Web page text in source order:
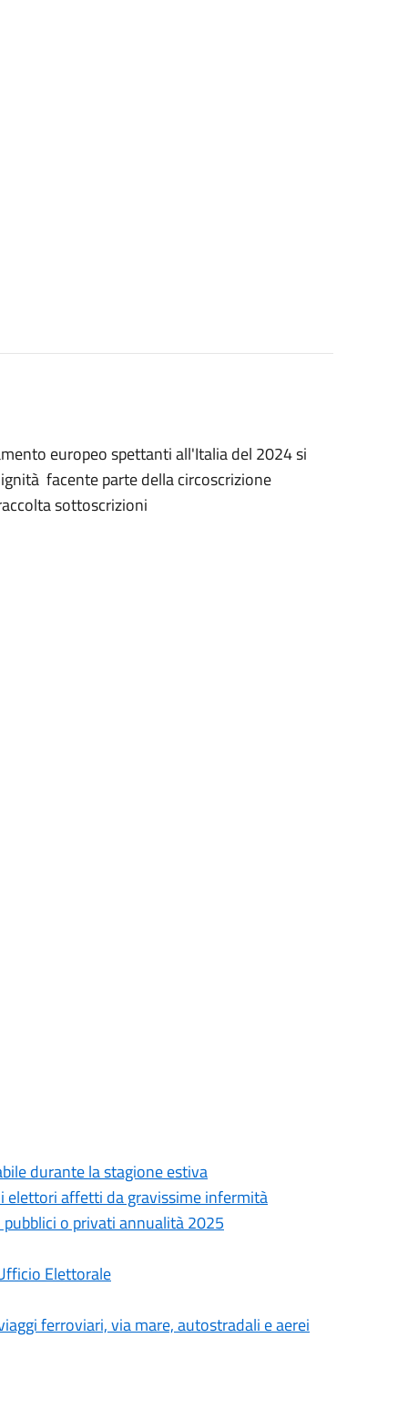
europeo spettanti all'Italia del 2024 si
facente parte della circoscrizione
sottoscrizioni
durante la stagione estiva
elettori affetti da gravissime infermità
o privati annualità 2025
Elettorale
ferroviari, via mare, autostradali e aerei